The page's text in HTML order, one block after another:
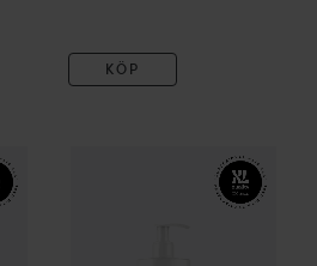
KÖP
En svart bakgrund med en vit
Shampoo -